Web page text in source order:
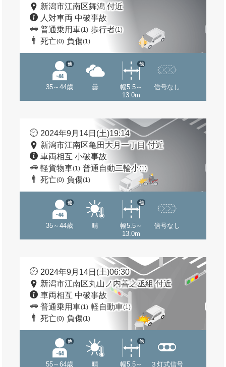
新潟市江南区舞潟 付近
人対車両 中破事故
普通乗用車(1) 歩行者(1)
死亡(0) 負傷(1)
35～44歳
他
曇
幅5.5～
13.0m
他
信号なし
2024年9月14日(土)19:14
新潟市江南区亀田大月一丁目 付近
車両相互 小破事故
軽貨物車(1) 普通自動二輪小(1)
死亡(0) 負傷(1)
35～44歳
他
晴
幅5.5～
13.0m
他
信号なし
2024年9月14日(土)06:30
新潟市江南区丸山ノ内善之丞組 付近
車両相互 中破事故
普通乗用車(1) 軽自動車(1)
死亡(0) 負傷(1)
55～64歳
他
晴
幅5.5～
他
３灯式信号